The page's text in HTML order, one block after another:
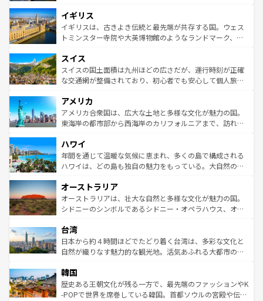
いる。シャンパンの発祥地であるランス、プロヴァンスの
香り高いラベンダー畑など、多彩な楽しみ方が可能だ。さ
らに、パリ以外の地域にも魅力が溢れており、どの街角に
れる地方に足を運ぶとそれぞれで全く異なる文化を体験で
きるだろう。 なお、新着のフランス情報はコンテンツ一覧
を参照してほしい。
顔を持つこの国は、どこを歩いても飽きることがない。ベ
ルリンの文化的活気、バイエルン州のアルプスの絶景、そ
してライン川沿いのワイン畑といった風景は必見。ビール
は、お酒好きな人にはぜひ体験してほしい。 なお、新着の
ドイツ情報はコンテンツ一覧を参照してほしい。
イギリス
イギリスは、古きよき伝統と最先端が共存する国。ウェス
トミンスター寺院や大英博物館のようなランドマーク、歴
リアごとに異なる魅力がある。また、優雅なアフタヌーン
ティー、ビール好きにはたまらない英国パブ、サッカー観
戦など、本場だからこそできる体験も豊富。イギリスを旅
ンツ一覧を参照してほしい。
スイス
スイスの国土面積は九州ほどの広さだが、運行時刻が正確
な交通網が整備されており、初心者でも安心して個人旅行
の建物がそのまま残る町や、スイスならではのユニークな
博物館もあり、アルプス観光だけでなく町歩きも満喫する
ことができる。国民の所得が高いため物価も高いが、旅行
ば市内交通費無料で観光を楽しむこともできる。 なお、新
着のスイス情報はコンテンツ一覧 を参照してほしい。
アメリカ
アメリカ合衆国は、広大な土地と多様な文化が魅力の国。
東海岸の都市部から西海岸のカリフォルニアまで、訪れる
のような巨大都市は、観光、ショッピング、エンターテイ
ンメントが詰まった刺激的なスポットだ。一方、アメリカ
西部には大自然が広がり、グランドキャニオンやイエロー
部のニューオーリンズでは、音楽と美食が融合した独特の
文化が魅力。旅行者はアメリカの各地域で異なる魅力を楽
しみながら、その多様性と豊かな歴史を感じることができ
ならではの贅沢な旅のスタイルだ。 なお、新着のアメリカ
情報はコンテンツ一覧を参照してほしい。
ハワイ
年間を通じて温暖な気候に恵まれ、多くの島で構成される
ハワイは、どの島も独自の魅力をもっている。大自然の神
ワイ島は見逃せない。また、定番の観光地といえばオアフ
島だが、静かな自然を求めるならマウイ島やカウアイ島が
おすすめ。エメラルドグリーンに輝く海をはじめ、豊かな
れるおもてなしの心で訪れる人々を迎えてくれるハワイの
人々、おいしいローカルフードやハワイアンミュージッ
ク、伝統的なフラダンスなど、すべてがハワイの魅力を彩
ワイを、存分に味わってほしい。 なお、新着のハワイ情報
はコンテンツ一覧を参照してほしい。
オーストラリア
オーストラリアは、壮大な自然と多様な文化が魅力の国。
シドニーのシンボルであるシドニー・オペラハウス、オー
リアリーフや大陸中央部にそびえるウルル（エアーズロッ
ク）、タスマニアの美しい原生林やケアンズの熱帯雨林な
ど、見どころがたくさん。また、カフェやワイン、オージ
いる。アクティビティも充実しており、サーフィンやダイ
ビング、ハイキングなど、アウトドア好きにはたまらな
い。オーストラリアの多彩な魅力を存分に味わいつくそ
台湾
日本から約４時間ほどでたどり着く台湾は、多彩な文化と
自然が織りなす魅力的な観光地。活気あふれる大都市の台
ン）、静ひつな山岳地帯である台湾東部など、都市の喧騒
と山間の静けさが共存しており、訪れる人に新しい発見と
驚きをもたらしてくれる。また、奥深い台湾の食文化も魅
韓国
歴史ある王朝文化が残る一方で、最先端のファッションやK
-POPで世界を席巻している韓国。首都ソウルの宮殿や伝統